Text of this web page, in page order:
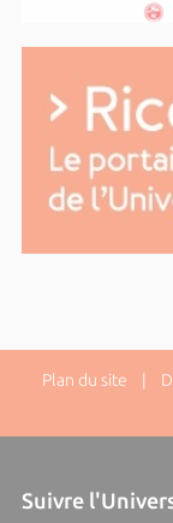
Plan du site |
Suivre